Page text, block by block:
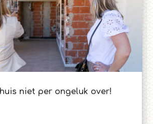
niet per ongeluk over!